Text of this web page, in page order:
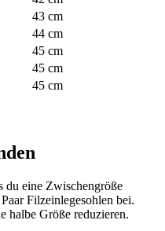
43 cm
44 cm
45 cm
45 cm
45 cm
du eine Zwischengröße
Filzeinlegesohlen bei.
halbe Größe reduzieren.